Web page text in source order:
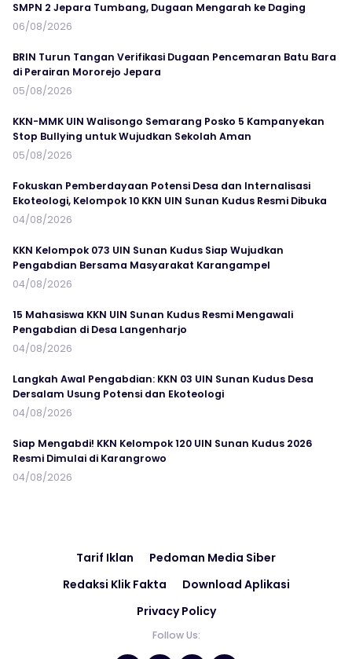
SMPN 2 Jepara Tumbang, Dugaan Mengarah ke Daging
06/08/2026
BRIN Turun Tangan Verifikasi Dugaan Pencemaran Batu Bara
di Perairan Mororejo Jepara
05/08/2026
KKN-MMK UIN Walisongo Semarang Posko 5 Kampanyekan
Stop Bullying untuk Wujudkan Sekolah Aman
05/08/2026
Fokuskan Pemberdayaan Potensi Desa dan Internalisasi
Ekoteologi, Kelompok 10 KKN UIN Sunan Kudus Resmi Dibuka
04/08/2026
KKN Kelompok 073 UIN Sunan Kudus Siap Wujudkan
Pengabdian Bersama Masyarakat Karangampel
04/08/2026
15 Mahasiswa KKN UIN Sunan Kudus Resmi Mengawali
Pengabdian di Desa Langenharjo
04/08/2026
Langkah Awal Pengabdian: KKN 03 UIN Sunan Kudus Desa
Dersalam Usung Potensi dan Ekoteologi
04/08/2026
Siap Mengabdi! KKN Kelompok 120 UIN Sunan Kudus 2026
Resmi Dimulai di Karangrowo
04/08/2026
Tarif Iklan
Pedoman Media Siber
Redaksi Klik Fakta
Download Aplikasi
Privacy Policy
Follow Us: